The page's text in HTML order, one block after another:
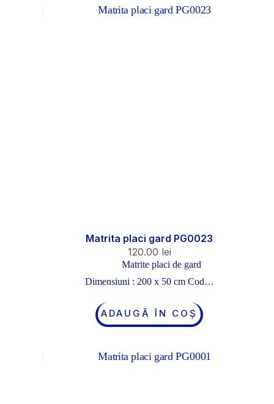
Matrita placi gard PG0023
120.00 lei
Matrite placi de gard
Dimensiuni : 200 x 50 cm Cod…
ADAUGĂ ÎN COȘ